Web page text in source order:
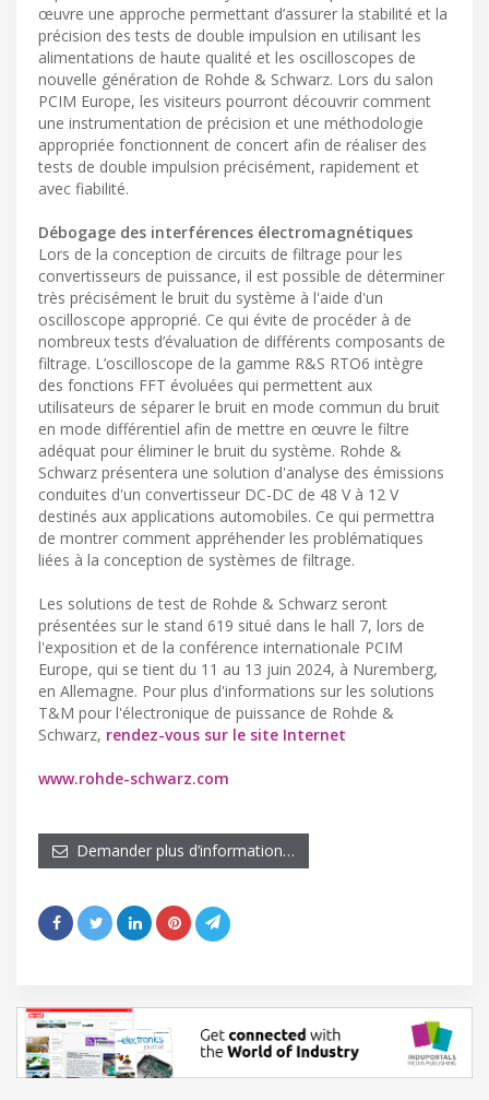
œuvre une approche permettant d’assurer la stabilité et la
précision des tests de double impulsion en utilisant les
alimentations de haute qualité et les oscilloscopes de
nouvelle génération de Rohde & Schwarz. Lors du salon
PCIM Europe, les visiteurs pourront découvrir comment
une instrumentation de précision et une méthodologie
appropriée fonctionnent de concert afin de réaliser des
tests de double impulsion précisément, rapidement et
avec fiabilité.
Débogage des interférences électromagnétiques
Lors de la conception de circuits de filtrage pour les
convertisseurs de puissance, il est possible de déterminer
très précisément le bruit du système à l'aide d'un
oscilloscope approprié. Ce qui évite de procéder à de
nombreux tests d’évaluation de différents composants de
filtrage. L’oscilloscope de la gamme R&S RTO6 intègre
des fonctions FFT évoluées qui permettent aux
utilisateurs de séparer le bruit en mode commun du bruit
en mode différentiel afin de mettre en œuvre le filtre
adéquat pour éliminer le bruit du système. Rohde &
Schwarz présentera une solution d'analyse des émissions
conduites d'un convertisseur DC-DC de 48 V à 12 V
destinés aux applications automobiles. Ce qui permettra
de montrer comment appréhender les problématiques
liées à la conception de systèmes de filtrage.
Les solutions de test de Rohde & Schwarz seront
présentées sur le stand 619 situé dans le hall 7, lors de
l'exposition et de la conférence internationale PCIM
Europe, qui se tient du 11 au 13 juin 2024, à Nuremberg,
en Allemagne. Pour plus d'informations sur les solutions
T&M pour l'électronique de puissance de Rohde &
Schwarz, rendez-vous sur le site Internet
www.rohde-schwarz.com
Demander plus d’information…